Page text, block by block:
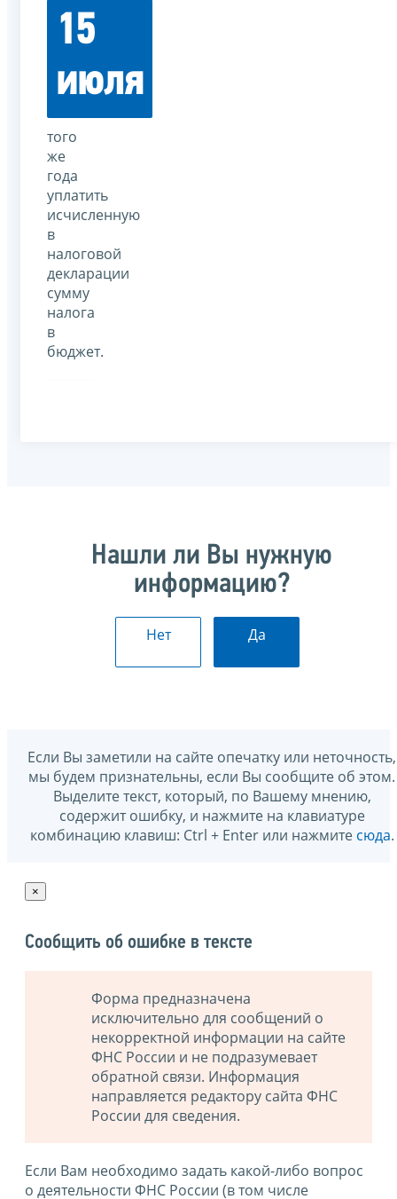
15
июля
того
же
года
уплатить
исчисленную
в
налоговой
декларации
сумму
налога
в
бюджет.
Нашли ли Вы нужную
информацию?
Нет Да
Если Вы заметили на сайте опечатку или неточность,
мы будем признательны, если Вы сообщите об этом.
Выделите текст, который, по Вашему мнению,
содержит ошибку, и нажмите на клавиатуре
комбинацию клавиш: Ctrl + Enter или нажмите сюда.
×
Сообщить об ошибке в тексте
Форма предназначена
исключительно для сообщений о
некорректной информации на сайте
ФНС России и не подразумевает
обратной связи. Информация
направляется редактору сайта ФНС
России для сведения.
Если Вам необходимо задать какой-либо вопрос
о деятельности ФНС России (в том числе